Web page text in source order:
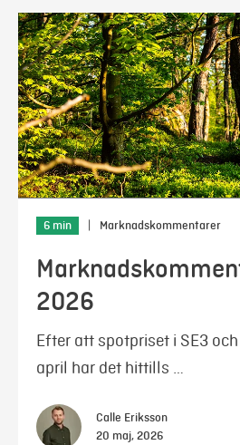
6 min Marknadskommentarer
2026
Efter att spotpriset i SE3
april har det hittills …
Calle Eriksson
20 maj, 2026